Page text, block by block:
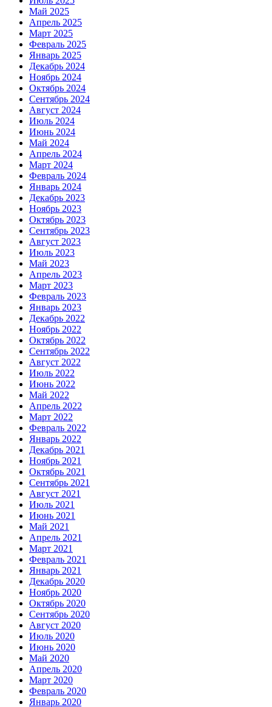
Май 2025
Апрель 2025
Март 2025
Февраль 2025
Январь 2025
Декабрь 2024
Ноябрь 2024
Октябрь 2024
Сентябрь 2024
Август 2024
Июль 2024
Июнь 2024
Май 2024
Апрель 2024
Март 2024
Февраль 2024
Январь 2024
Декабрь 2023
Ноябрь 2023
Октябрь 2023
Сентябрь 2023
Август 2023
Июль 2023
Май 2023
Апрель 2023
Март 2023
Февраль 2023
Январь 2023
Декабрь 2022
Ноябрь 2022
Октябрь 2022
Сентябрь 2022
Август 2022
Июль 2022
Июнь 2022
Май 2022
Апрель 2022
Март 2022
Февраль 2022
Январь 2022
Декабрь 2021
Ноябрь 2021
Октябрь 2021
Сентябрь 2021
Август 2021
Июль 2021
Июнь 2021
Май 2021
Апрель 2021
Март 2021
Февраль 2021
Январь 2021
Декабрь 2020
Ноябрь 2020
Октябрь 2020
Сентябрь 2020
Август 2020
Июль 2020
Июнь 2020
Май 2020
Апрель 2020
Март 2020
Февраль 2020
Январь 2020